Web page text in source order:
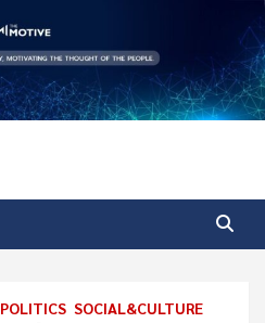
POLITICS SOCIAL&CULTURE